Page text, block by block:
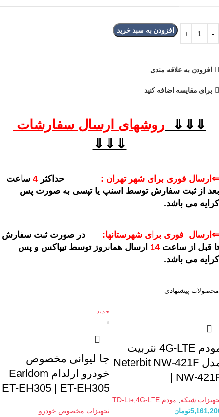
افزودن به سبد خرید
افزودن به علاقه مندی
برای مقایسه اضافه کنید
⇓⇓⇓ روشهای ارسال سفارشات
⇓
⇓
⇓
⇐ارسال فوری برای شهر تهران : حداکثر 4 ساعت
بعد از ثبت سفارش توسط اسنپ یا تپسی به صورت پس
کرایه می باشد.
⇐ارسال فوری برای شهرستانها: در صورت ثبت سفارش
تا قبل از ساعت 14 ارسال همانروز توسط تیپاکس و پس
کرایه می باشد.
محصولات پیشنهادی
مودم 4G-LTE نتربیت
مدل Neterbit NW-421F
| NW-
شبکه, مودم TD-Lte,4G-LTE
تومان
جدید
جا لیوانی مخصوص
خودرو ارلدام Earldom
ET-EH305 | ET-EH305
تجهیزات مخصوص خودرو